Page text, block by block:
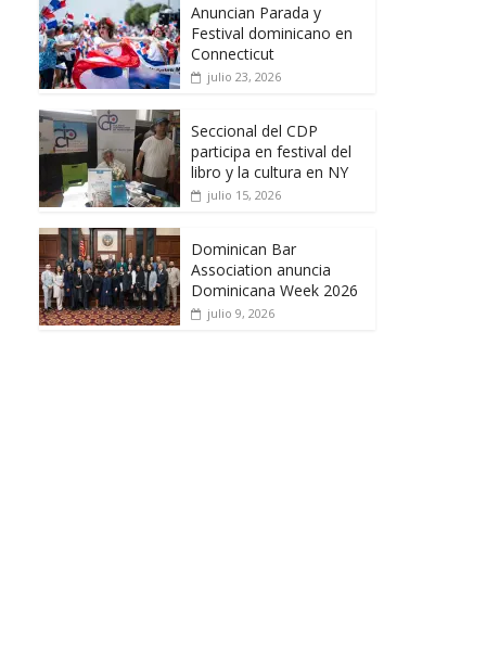
Anuncian Parada y
Festival dominicano en
Connecticut
julio 23, 2026
Seccional del CDP
participa en festival del
libro y la cultura en NY
julio 15, 2026
Dominican Bar
Association anuncia
Dominicana Week 2026
julio 9, 2026